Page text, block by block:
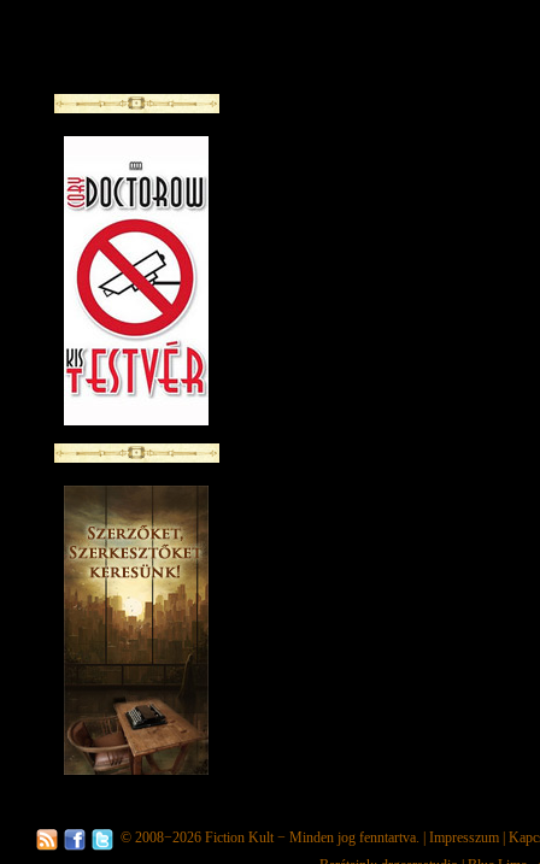
© 2008−2026 Fiction Kult − Minden jog fenntartva. | Impresszum